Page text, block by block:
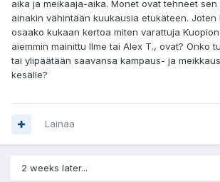
aika ja meikaaja-aika. Monet ovat tehneet sen
ainakin vähintään kuukausia etukäteen. Joten
osaako kukaan kertoa miten varattuja
aiemmin mainittu Ilme tai Alex T., ovat? Onko
tai ylipäätään saavansa kampaus- ja
kesälle?
Lainaa
2 weeks later...